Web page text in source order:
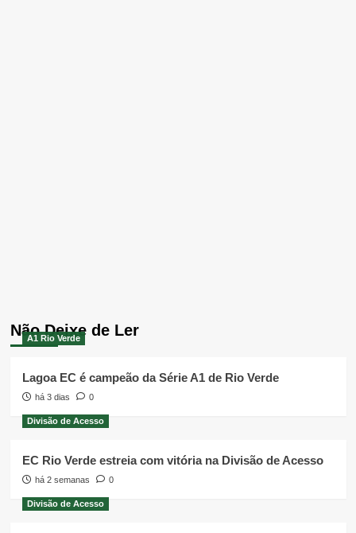
Não Deixe de Ler
A1 Rio Verde
Lagoa EC é campeão da Série A1 de Rio Verde
há 3 dias 0
Divisão de Acesso
EC Rio Verde estreia com vitória na Divisão de Acesso
há 2 semanas 0
Divisão de Acesso